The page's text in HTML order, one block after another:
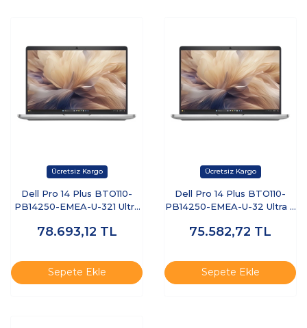
Dell Pro 14 Plus BTO110-
PB14250-EMEA-U-321 Ultra
Free Dos Dizüstü Bilgisayar
78.693,12 TL
Sepete Ekle
Dell Pro 14 Plus BTO110-
PB14250-EMEA-U-32 Ultra 7
Ubuntu Dizüstü Bilgisayar
75.582,72 TL
Sepete Ekle